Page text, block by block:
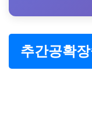
추간공확